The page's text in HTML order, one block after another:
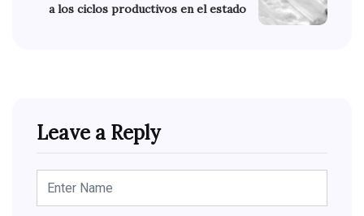
a los ciclos productivos en el estado
Leave a Reply